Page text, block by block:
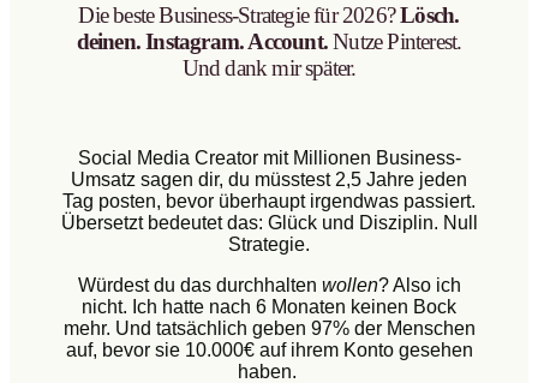
Die beste Business-Strategie für 2026?Lösch.
deinen. Instagram. Account.Nutze Pinterest.
Und dank mir später.
Social Media Creator mit Millionen Business-
Umsatz sagen dir, du müsstest 2,5 Jahre jeden
Tag posten, bevor überhaupt irgendwas passiert.
Übersetzt bedeutet das: Glück und Disziplin. Null
Strategie.
Würdest du das durchhalten wollen? Also ich
nicht. Ich hatte nach 6 Monaten keinen Bock
mehr. Und tatsächlich geben 97% der Menschen
auf, bevor sie 10.000€ auf ihrem Konto gesehen
haben.